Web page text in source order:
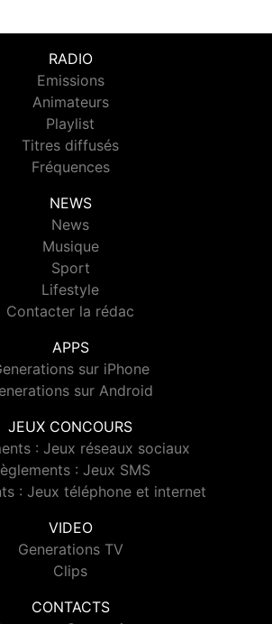
RADIO
Emissions
Animateurs
Playlist
Titres diffusés
Fréquences
NEWS
News
Musique
Sport
Lifestyle
Contacter la rédac
APPS
sur iPhone
sur Android
JEUX CONCOURS
: Jeux réseaux sociaux
: Jeux SMS
: Jeux téléphone et internet
VIDEO
Generations TV
Clips
CONTACTS